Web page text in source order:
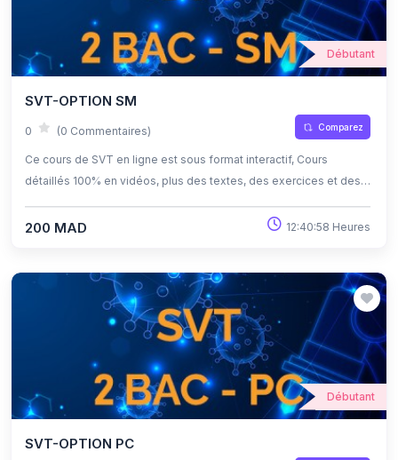
Débutant
SVT-OPTION SM
0 (0 Commentaires) Comparez
Ce cours de SVT en ligne est sous format interactif, Cours
détaillés 100% en vidéos, plus des textes, des exercices et des
d'apprendre à son propre rythme grâce à l'auto-apprentissage et
200 MAD 12:40:58 Heures
Débutant
SVT-OPTION PC